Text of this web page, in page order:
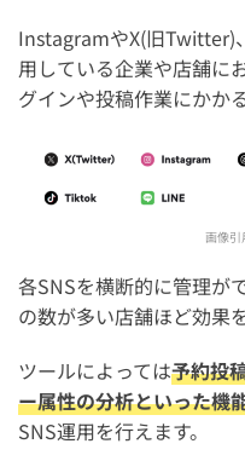
3. SNSアカウントと
4. 運用開始・効果検証
SNS管理ツールに関す
個人でも無料で導入で
法人や仕事におすす
無料の公式ツールと
はある？
は可能？
店舗集客において、現
InstagramやX(旧Twitter)
用している企業や店舗に
グインや投稿作業にかか
画像引
各SNSを横断的に管理が
の数が多い店舗ほど効果
ツールによっては予約投
ー属性の分析といった機
SNS運用を行えます。